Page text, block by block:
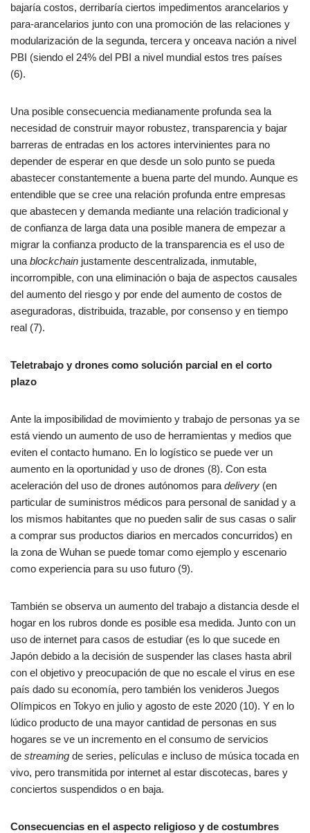
bajaría costos, derribaría ciertos impedimentos arancelarios y
para-arancelarios junto con una promoción de las relaciones y
modularización de la segunda, tercera y onceava nación a nivel
PBI (siendo el 24% del PBI a nivel mundial estos tres países
(6).
Una posible consecuencia medianamente profunda sea la
necesidad de construir mayor robustez, transparencia y bajar
barreras de entradas en los actores intervinientes para no
depender de esperar en que desde un solo punto se pueda
abastecer constantemente a buena parte del mundo. Aunque es
entendible que se cree una relación profunda entre empresas
que abastecen y demanda mediante una relación tradicional y
de confianza de larga data una posible manera de empezar a
migrar la confianza producto de la transparencia es el uso de
una blockchain justamente descentralizada, inmutable,
incorrompible, con una eliminación o baja de aspectos causales
del aumento del riesgo y por ende del aumento de costos de
aseguradoras, distribuida, trazable, por consenso y en tiempo
real (7).
Teletrabajo y drones como solución parcial en el corto
plazo
Ante la imposibilidad de movimiento y trabajo de personas ya se
está viendo un aumento de uso de herramientas y medios que
eviten el contacto humano. En lo logístico se puede ver un
aumento en la oportunidad y uso de drones (8). Con esta
aceleración del uso de drones autónomos para delivery (en
particular de suministros médicos para personal de sanidad y a
los mismos habitantes que no pueden salir de sus casas o salir
a comprar sus productos diarios en mercados concurridos) en
la zona de Wuhan se puede tomar como ejemplo y escenario
como experiencia para su uso futuro (9).
También se observa un aumento del trabajo a distancia desde el
hogar en los rubros donde es posible esa medida. Junto con un
uso de internet para casos de estudiar (es lo que sucede en
Japón debido a la decisión de suspender las clases hasta abril
con el objetivo y preocupación de que no escale el virus en ese
país dado su economía, pero también los venideros Juegos
Olímpicos en Tokyo en julio y agosto de este 2020 (10). Y en lo
lúdico producto de una mayor cantidad de personas en sus
hogares se ve un incremento en el consumo de servicios
de streaming de series, películas e incluso de música tocada en
vivo, pero transmitida por internet al estar discotecas, bares y
conciertos suspendidos o en baja.
Consecuencias en el aspecto religioso y de costumbres